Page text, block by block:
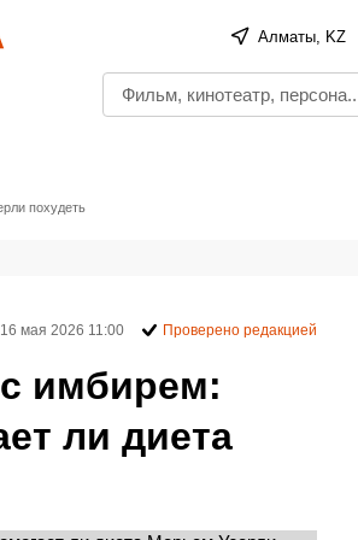
Алматы, KZ
похудеть
имбирем:
ли диета
16 мая 2026 11:00 Проверено редакцией